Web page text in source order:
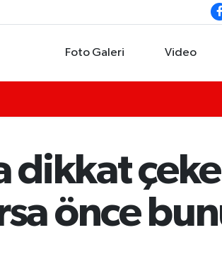
Foto Galeri Video
dikkat
önce